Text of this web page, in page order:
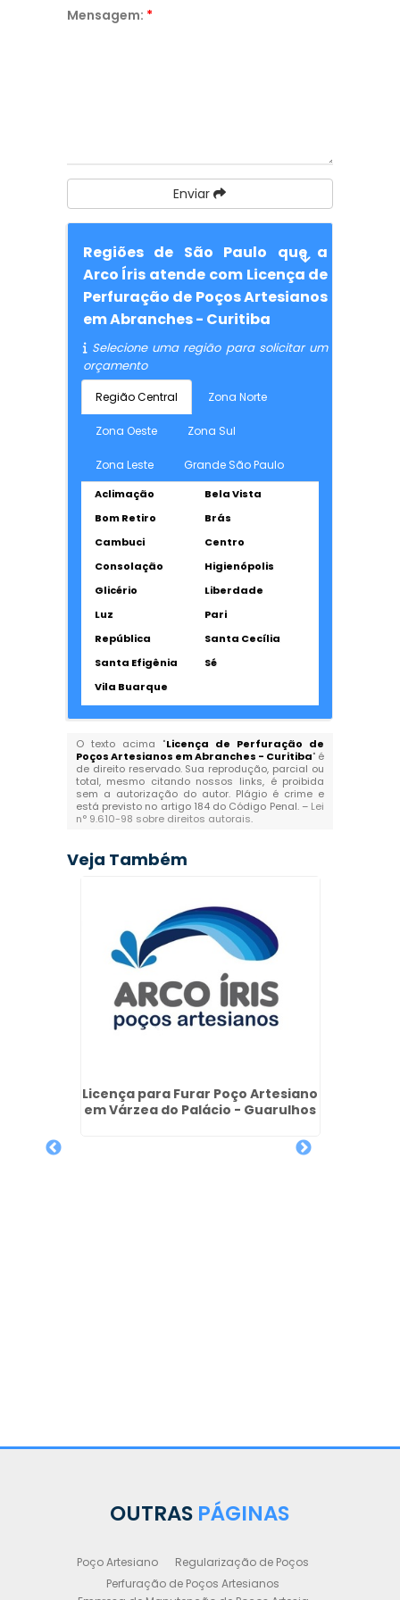
Mensagem: *
Enviar
Regiões de São Paulo que a
Arco Íris atende com Licença de
Perfuração de Poços Artesianos
em Abranches - Curitiba
Selecione uma região para solicitar um
orçamento
Região Central Zona Norte
Zona Oeste Zona Sul
Zona Leste Grande São Paulo
Aclimação
Bela Vista
Bom Retiro
Brás
Cambuci
Centro
Consolação
Higienópolis
Glicério
Liberdade
Luz
Pari
República
Santa Cecília
Santa Efigênia
Sé
Vila Buarque
O texto acima "Licença de Perfuração de
Poços Artesianos em Abranches - Curitiba" é
de direito reservado. Sua reprodução, parcial ou
total, mesmo citando nossos links, é proibida
sem a autorização do autor. Plágio é crime e
está previsto no artigo 184 do Código Penal. – Lei
n° 9.610-98 sobre direitos autorais.
Veja Também
Licença para Furar Poço Artesiano
em Várzea do Palácio - Guarulhos
OUTRAS PÁGINAS
Poço Artesiano
Regularização de Poços
Perfuração de Poços Artesianos